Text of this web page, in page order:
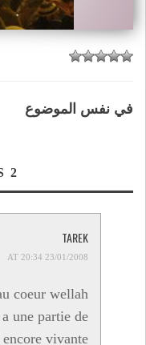
في نفس الموضوع
2
TAREK
23/01/2008 AT 20:34
coeur wellah
une partie de
vivante